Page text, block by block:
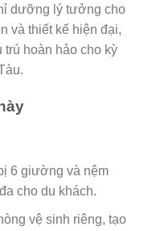
dưỡng lý tưởng cho
và thiết kế hiện đại,
hoàn hảo cho kỳ
6 giường và nệm
cho du khách.
vệ sinh riêng, tạo